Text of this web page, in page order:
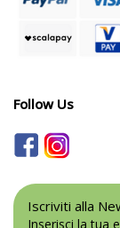
Follow Us
Iscriviti alla
Inserisci la tua